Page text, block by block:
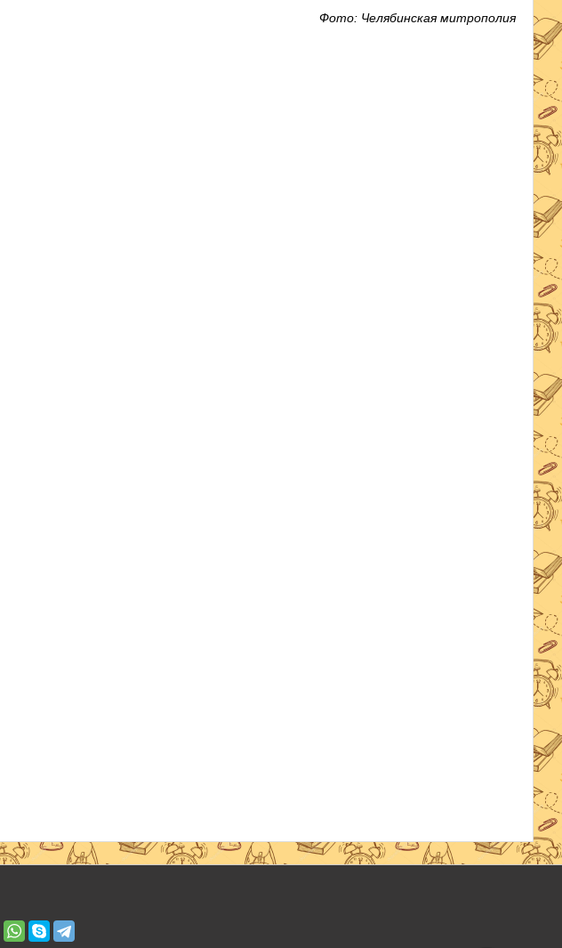
Фото: Челябинская митрополия